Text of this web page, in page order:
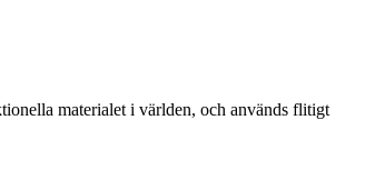
materialet i världen, och används flitigt